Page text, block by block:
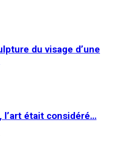
du visage d’une
l’art était considéré…